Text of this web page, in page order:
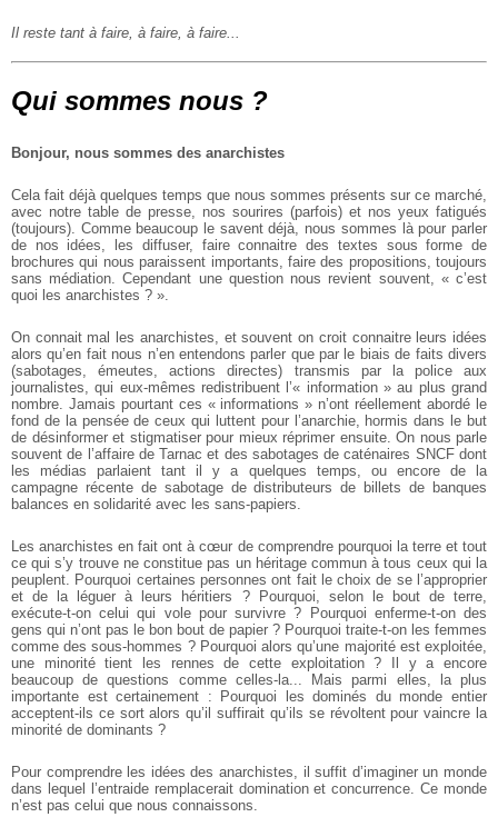
Il reste tant à faire, à faire, à faire...
Qui sommes nous ?
Bonjour, nous sommes des anarchistes
Cela fait déjà quelques temps que nous sommes présents sur ce marché,
avec notre table de presse, nos sourires (parfois) et nos yeux fatigués
(toujours). Comme beaucoup le savent déjà, nous sommes là pour parler
de nos idées, les diffuser, faire connaitre des textes sous forme de
brochures qui nous paraissent importants, faire des propositions, toujours
sans médiation. Cependant une question nous revient souvent, « c’est
quoi les anarchistes ? ».
On connait mal les anarchistes, et souvent on croit connaitre leurs idées
alors qu’en fait nous n’en entendons parler que par le biais de faits divers
(sabotages, émeutes, actions directes) transmis par la police aux
journalistes, qui eux-mêmes redistribuent l’« information » au plus grand
nombre. Jamais pourtant ces « informations » n’ont réellement abordé le
fond de la pensée de ceux qui luttent pour l’anarchie, hormis dans le but
de désinformer et stigmatiser pour mieux réprimer ensuite. On nous parle
souvent de l’affaire de Tarnac et des sabotages de caténaires SNCF dont
les médias parlaient tant il y a quelques temps, ou encore de la
campagne récente de sabotage de distributeurs de billets de banques
balances en solidarité avec les sans-papiers.
Les anarchistes en fait ont à cœur de comprendre pourquoi la terre et tout
ce qui s’y trouve ne constitue pas unhéritage commun à tous ceux qui la
peuplent. Pourquoi certaines personnes ont fait le choix de se l’approprier
et de la léguer à leurs héritiers ? Pourquoi, selon le bout de terre,
exécute-t-on celui qui vole pour survivre ? Pourquoi enferme-t-on des
gens qui n’ont pas le bon bout de papier ? Pourquoi traite-t-on les femmes
comme des sous-hommes ?Pourquoi alors qu’une majorité est exploitée,
une minorité tient les rennes de cette exploitation ? Il y a encore
beaucoup de questions comme celles-la... Mais parmi elles, la plus
importante est certainement : Pourquoi les dominés du monde entier
acceptent-ils ce sort alors qu’il suffirait qu’ils se révoltent pour vaincre la
minorité de dominants ?
Pour comprendre les idées des anarchistes, il suffit d’imaginer un monde
dans lequel l’entraide remplaceraitdomination et concurrence. Ce monde
n’est pas celui que nous connaissons.